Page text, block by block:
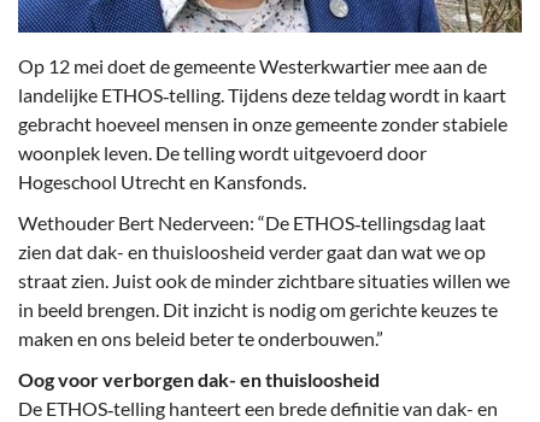
Op 12 mei doet de gemeente Westerkwartier mee aan de
landelijke ETHOS‑telling. Tijdens deze teldag wordt in kaart
gebracht hoeveel mensen in onze gemeente zonder stabiele
woonplek leven. De telling wordt uitgevoerd door
Hogeschool Utrecht en Kansfonds.
Wethouder Bert Nederveen: “De ETHOS‑tellingsdag laat
zien dat dak- en thuisloosheid verder gaat dan wat we op
straat zien. Juist ook de minder zichtbare situaties willen we
in beeld brengen. Dit inzicht is nodig om gerichte keuzes te
maken en ons beleid beter te onderbouwen.”
Oog voor verborgen dak- en thuisloosheid
De ETHOS‑telling hanteert een brede definitie van dak- en